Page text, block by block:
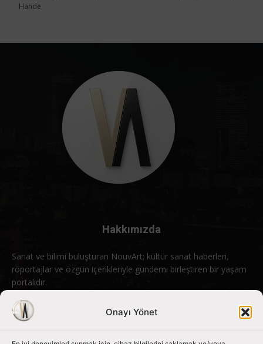
Onayı Yönet
Hande
Hakkımızda
Sanat ve bilimi buluşturan NouvArt; kültür sanat haberleri,
röportajlar ve özgün içerikleriyle gündemi birleştiren bir yaşam
portalıdır.
Bizimle iletişime geçin: info@nouvart.net